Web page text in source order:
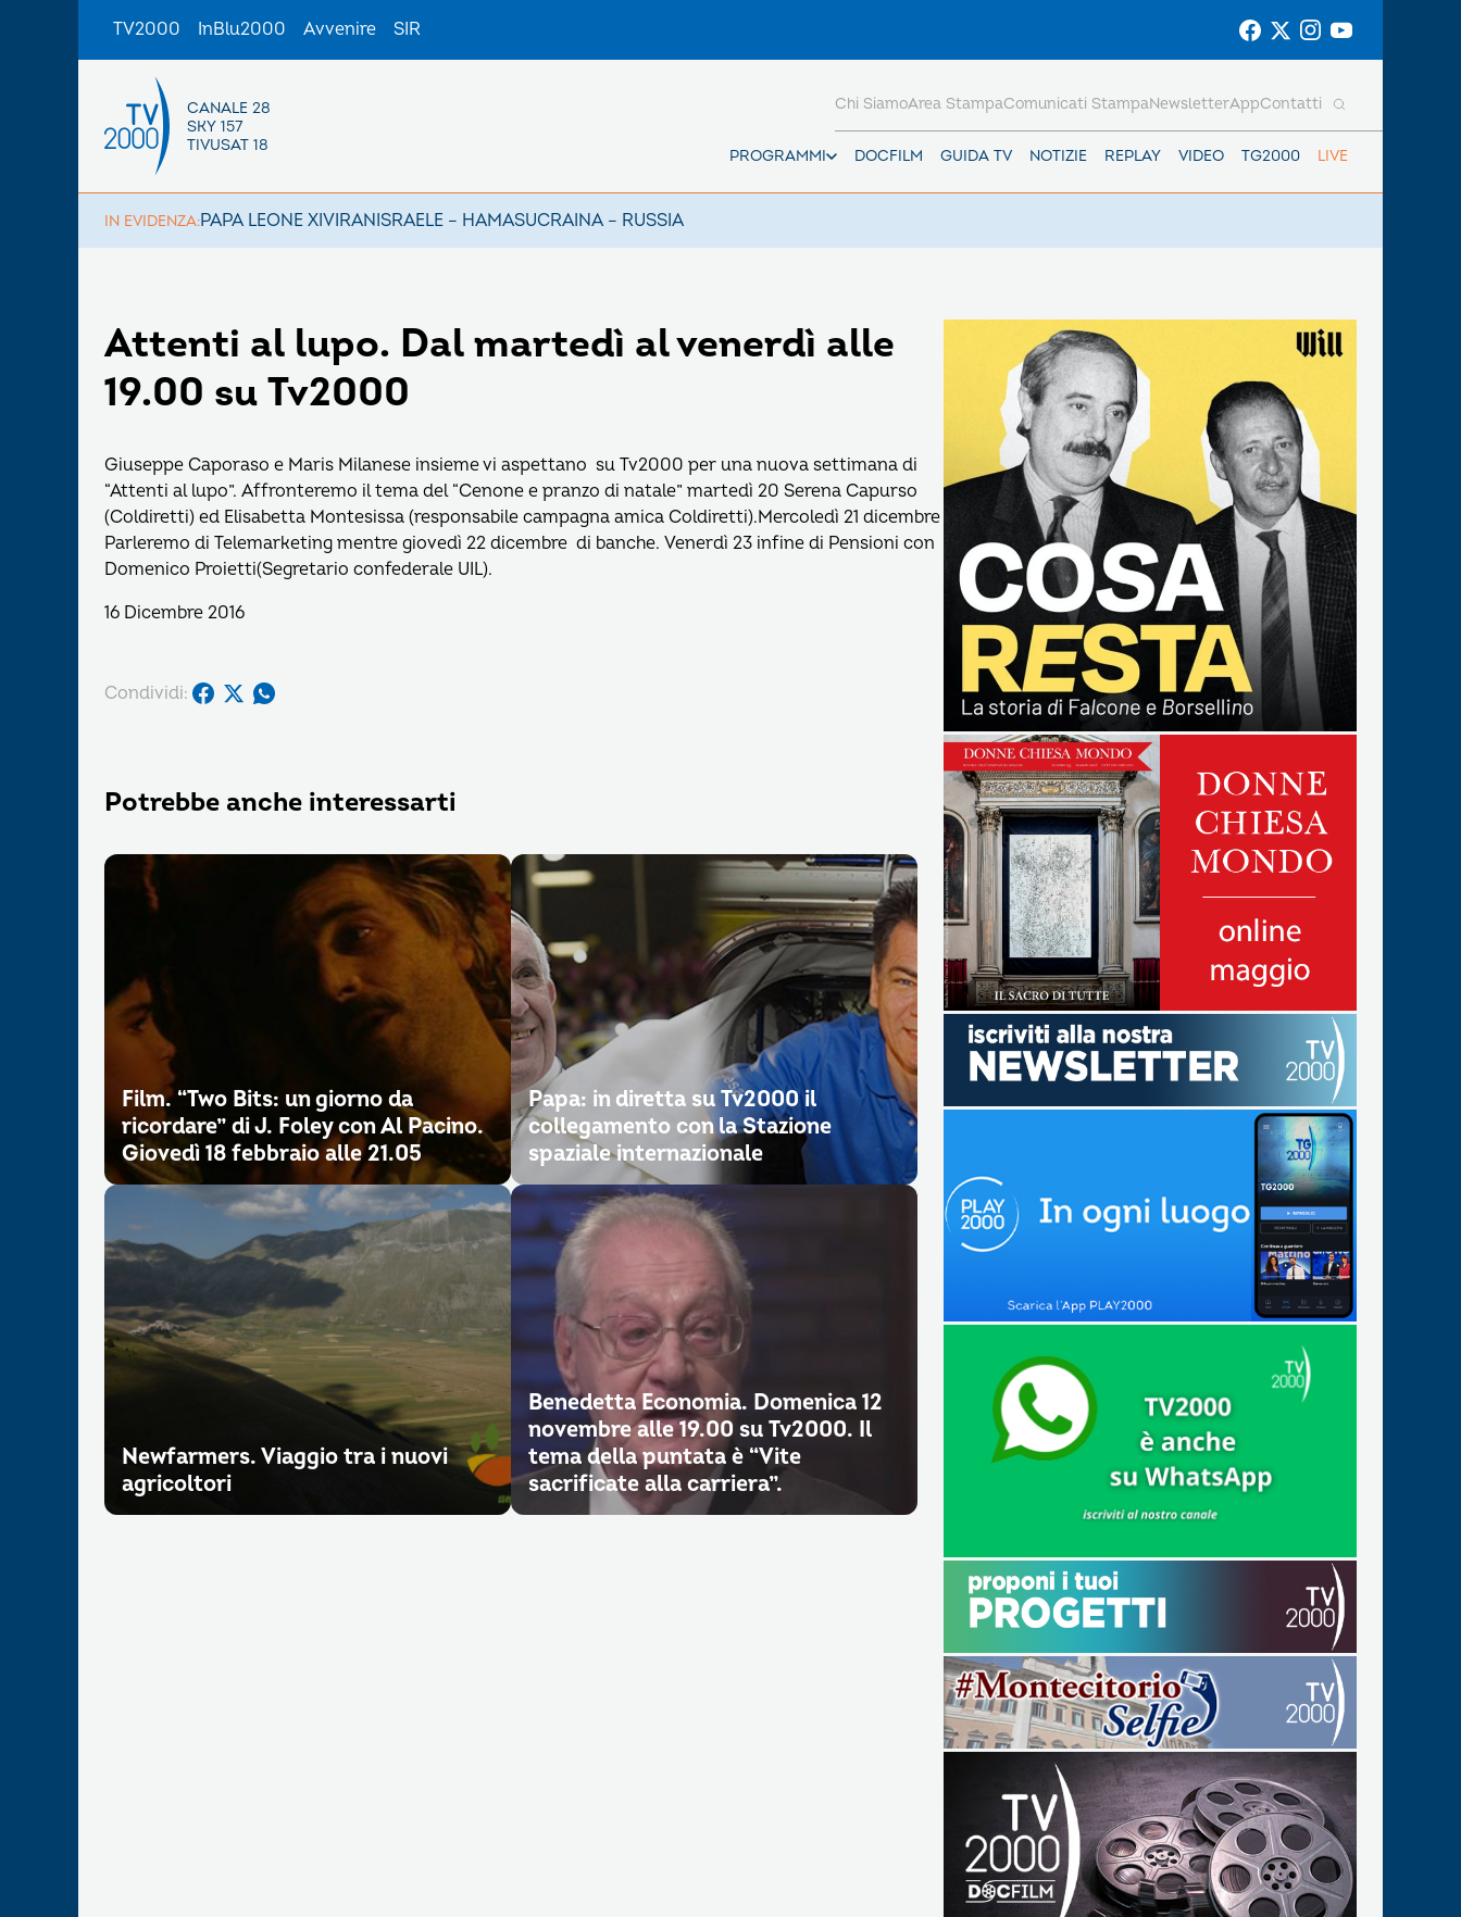
TV2000 InBlu2000 Avvenire SIR
CANALE 28
SKY 157
TIVUSAT 18
PROGRAMMI DOCFILM GUIDA TV NOTIZIE REPLAY VIDEO TG2000 LIVE
Chi SiamoArea StampaComunicati StampaNewsletterAppContatti
IN EVIDENZA:PAPA LEONE XIVIRANISRAELE – HAMASUCRAINA – RUSSIA
Attenti al lupo. Dal martedì al venerdì alle
19.00 su Tv2000
Giuseppe Caporaso e Maris Milanese insieme vi aspettano su Tv2000 per una nuova settimana di
“Attenti al lupo”. Affronteremo il tema del “Cenone e pranzo di natale” martedì 20 Serena Capurso
(Coldiretti) ed Elisabetta Montesissa (responsabile campagna amica Coldiretti).Mercoledì 21 dicembre
Parleremo di Telemarketing mentre giovedì 22 dicembre di banche. Venerdì 23 infine di Pensioni con
Domenico Proietti(Segretario confederale UIL).
16 Dicembre 2016
Condividi:
Potrebbe anche interessarti
Film. “Two Bits: un giorno da
ricordare” di J. Foley con Al Pacino.
Giovedì 18 febbraio alle 21.05
Papa: in diretta su Tv2000 il
collegamento con la Stazione
spaziale internazionale
Newfarmers. Viaggio tra i nuovi
agricoltori
Benedetta Economia. Domenica 12
novembre alle 19.00 su Tv2000. Il
tema della puntata è “Vite
sacrificate alla carriera”.